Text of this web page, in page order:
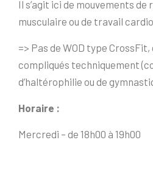
Il s’agit ici de mouvements
musculaire ou de travail
=> Pas de WOD type
compliqués techniquement
d’haltérophilie ou de
Horaire :
Mercredi – de 18h00 à 19h00